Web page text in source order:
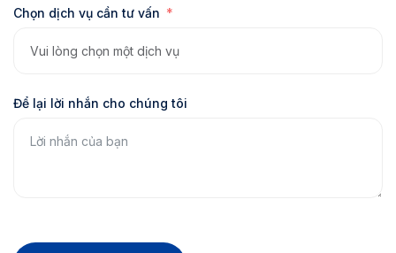
Chọn dịch vụ cần tư vấn
Để lại lời nhắn cho chúng tôi